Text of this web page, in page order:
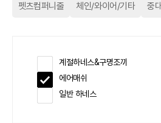
펫츠컴퍼니줄 체인/와이어/기타 중
계절하네스&구명조끼
에어매쉬
일반 하네스